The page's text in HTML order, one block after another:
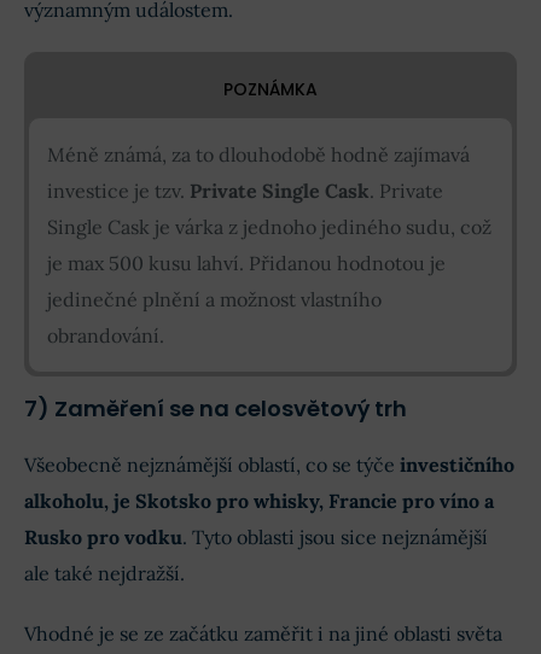
významným událostem.
POZNÁMKA
Méně známá, za to dlouhodobě hodně zajímavá
investice je tzv. Private Single Cask. Private
Single Cask je várka z jednoho jediného sudu, což
je max 500 kusu lahví. Přidanou hodnotou je
jedinečné plnění a možnost vlastního
obrandování.
7) Zaměření se na celosvětový trh
Všeobecně nejznámější oblastí, co se týče investičního
alkoholu, je Skotsko pro whisky, Francie pro víno a
Rusko pro vodku. Tyto oblasti jsou sice nejznámější
ale také nejdražší.
Vhodné je se ze začátku zaměřit i na jiné oblasti světa